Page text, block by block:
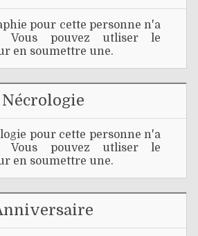
pour cette personne n'a
Vous pouvez utliser le
en soumettre une.
Nécrologie
pour cette personne n'a
Vous pouvez utliser le
en soumettre une.